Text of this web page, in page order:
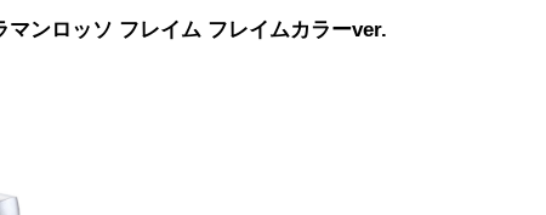
ンロッソ フレイム フレイムカラーver.